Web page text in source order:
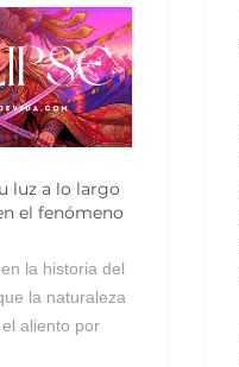
luz a lo largo
el fenómeno
la historia del
la naturaleza
aliento por